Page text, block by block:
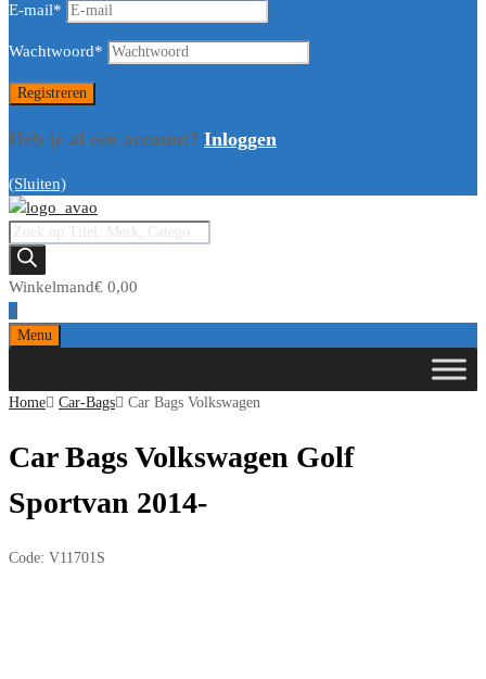
E-mail*
Wachtwoord*
Heb je al een account? Inloggen
(Sluiten)
Producten
zoeken
Winkelmand€ 0,00
0
Ga
inhoud
Menu
Home Car-Bags Car Bags Volkswagen
Car Bags Volkswagen Golf
Sportvan 2014-
Code: V11701S